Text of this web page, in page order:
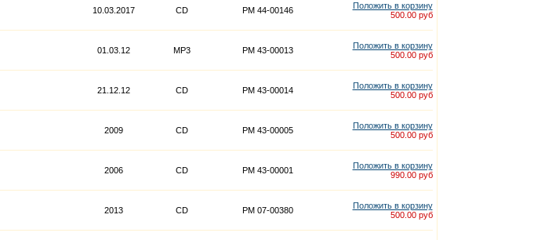
10.03.2017 CD PM 44-00146
Положить в корзину
500.00 руб
01.03.12 MP3 PM 43-00013
Положить в корзину
500.00 руб
21.12.12 CD PM 43-00014
Положить в корзину
500.00 руб
2009 CD PM 43-00005
Положить в корзину
500.00 руб
2006 CD PM 43-00001
Положить в корзину
990.00 руб
2013 CD PM 07-00380
Положить в корзину
500.00 руб